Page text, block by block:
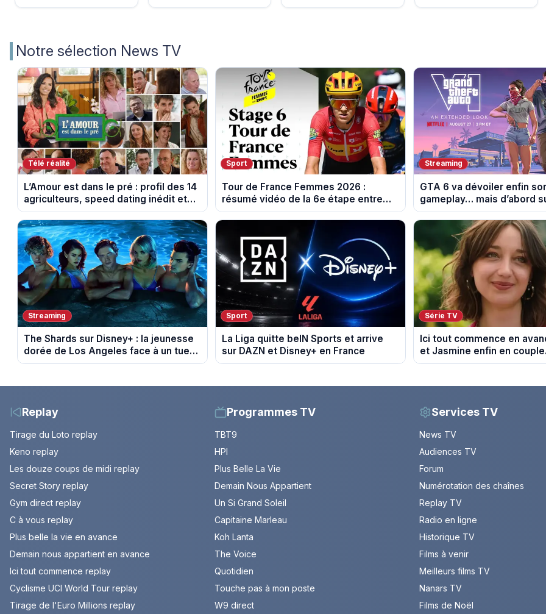
événement
Notre sélection News TV
Télé réalité
L’Amour est dans le pré : profil des 14
agriculteurs, speed dating inédit et
de nouvelles histoires d’amour
Sport
Tour de France Femmes 2026 :
résumé vidéo de la 6e étape entre
Montbrison et Tournon-sur-Rhône
Streaming
GTA 6 va dévoiler enfin
gameplay… mais d’abord
Streaming
The Shards sur Disney+ : la jeunesse
dorée de Los Angeles face à un tueur
dans les années 80
Sport
La Liga quitte beIN Sports et arrive
sur DAZN et Disney+ en France
Série TV
Ici tout commence en
et Jasmine enfin en
du 7 août 2026 (spoiler)
Replay
Tirage du Loto replay
Keno replay
Les douze coups de midi replay
Secret Story replay
Gym direct replay
C à vous replay
Plus belle la vie en avance
Demain nous appartient en avance
Ici tout commence replay
Cyclisme UCI World Tour replay
Tirage de l'Euro Millions replay
Programmes TV
TBT9
HPI
Plus Belle La Vie
Demain Nous Appartient
Un Si Grand Soleil
Capitaine Marleau
Koh Lanta
The Voice
Quotidien
Touche pas à mon poste
W9 direct
Services TV
News TV
Audiences TV
Forum
Numérotation des chaînes
Replay TV
Radio en ligne
Historique TV
Films à venir
Meilleurs films TV
Nanars TV
Films de Noël